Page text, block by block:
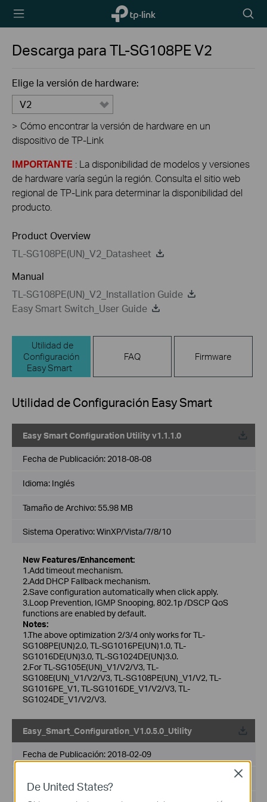
TP-Link,
Reliably
icon
Descarga paraTL-SG108PEV2
Elige la versión de hardware:
V2
> Cómo encontrar la versión de hardware en un
dispositivo de TP-Link
IMPORTANTE : La disponibilidad de modelos y versiones
de hardware varía según la región. Consulta el sitio web
regional de TP-Link para determinar la disponibilidad del
producto.
Product Overview
TL-SG108PE(UN)_V2_Datasheet
Manual
TL-SG108PE(UN)_V2_Installation Guide
Easy Smart Switch_User Guide
Utilidad de
Configuración
Easy Smart
FAQ Firmware
Utilidad de Configuración Easy Smart
Easy Smart Configuration Utility v1.1.1.0
Fecha de Publicación: 2018-08-08
Idioma: Inglés
Tamaño de Archivo: 55.98 MB
Sistema Operativo: WinXP/Vista/7/8/10
New Features/Enhancement:
1.Add timeout mechanism.
2.Add DHCP Fallback mechanism.
2.Save configuration automatically when click apply.
3.Loop Prevention, IGMP Snooping, 802.1p /DSCP QoS
functions are enabled by default.
Notes:
1.The above optimization 2/3/4 only works for TL-
SG108PE(UN)2.0, TL-SG1016PE(UN)1.0, TL-
SG1016DE(UN)3.0, TL-SG1024DE(UN)3.0.
2.For TL-SG105E(UN)_V1/V2/V3, TL-
SG108E(UN)_V1/V2/V3, TL-SG108PE(UN)_V1/V2, TL-
SG1016PE_V1, TL-SG1016DE_V1/V2/V3, TL-
SG1024DE_V1/V2/V3.
Easy_Smart_Configuration_V1.0.5.0_Utility
Fecha de Publicación: 2018-02-09
De United States?
Close